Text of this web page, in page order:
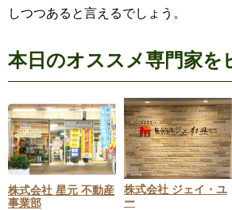
しつつあると言えるでしょう。
本日のオススメ専門家を
株式会社 星元 不動産
事業部
株式会社 ジェイ・ユ
ー